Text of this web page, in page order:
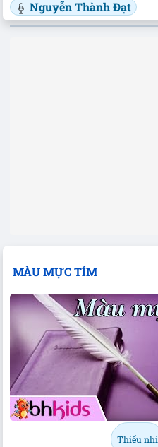
Nguyễn Thành Đạt
MÀU MỰC TÍM
Thiếu nhi